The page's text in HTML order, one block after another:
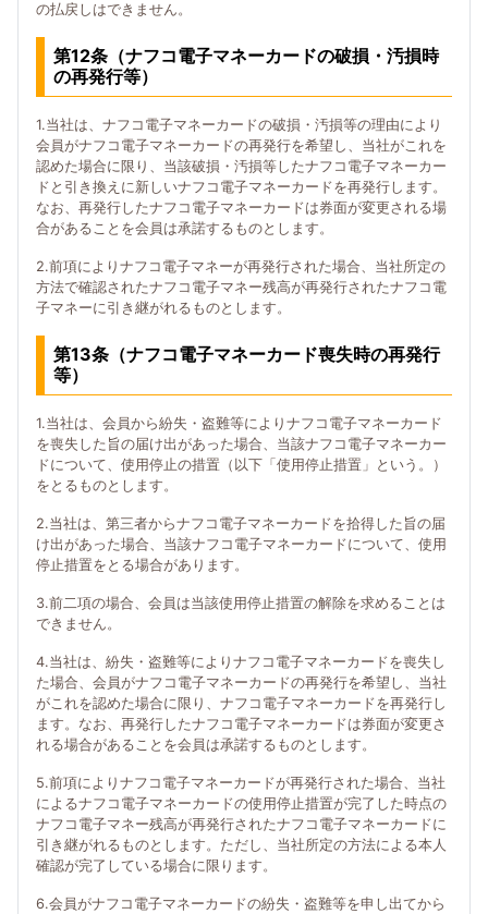
の払戻しはできません。
第12条（ナフコ電子マネーカードの破損・汚損時
の再発行等）
1.当社は、ナフコ電子マネーカードの破損・汚損等の理由により
会員がナフコ電子マネーカードの再発行を希望し、当社がこれを
認めた場合に限り、当該破損・汚損等したナフコ電子マネーカー
ドと引き換えに新しいナフコ電子マネーカードを再発行します。
なお、再発行したナフコ電子マネーカードは券面が変更される場
合があることを会員は承諾するものとします。
2.前項によりナフコ電子マネーが再発行された場合、当社所定の
方法で確認されたナフコ電子マネー残高が再発行されたナフコ電
子マネーに引き継がれるものとします。
第13条（ナフコ電子マネーカード喪失時の再発行
等）
1.当社は、会員から紛失・盗難等によりナフコ電子マネーカード
を喪失した旨の届け出があった場合、当該ナフコ電子マネーカー
ドについて、使用停止の措置（以下「使用停止措置」という。）
をとるものとします。
2.当社は、第三者からナフコ電子マネーカードを拾得した旨の届
け出があった場合、当該ナフコ電子マネーカードについて、使用
停止措置をとる場合があります。
3.前二項の場合、会員は当該使用停止措置の解除を求めることは
できません。
4.当社は、紛失・盗難等によりナフコ電子マネーカードを喪失し
た場合、会員がナフコ電子マネーカードの再発行を希望し、当社
がこれを認めた場合に限り、ナフコ電子マネーカードを再発行し
ます。なお、再発行したナフコ電子マネーカードは券面が変更さ
れる場合があることを会員は承諾するものとします。
5.前項によりナフコ電子マネーカードが再発行された場合、当社
によるナフコ電子マネーカードの使用停止措置が完了した時点の
ナフコ電子マネー残高が再発行されたナフコ電子マネーカードに
引き継がれるものとします。ただし、当社所定の方法による本人
確認が完了している場合に限ります。
6.会員がナフコ電子マネーカードの紛失・盗難等を申し出てから